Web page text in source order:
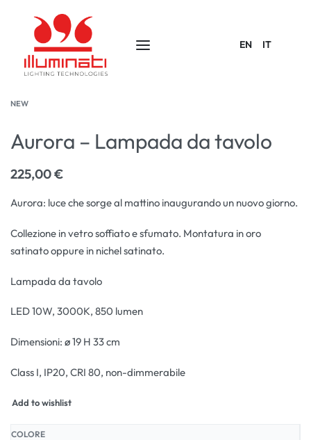
EN IT
NEW
Aurora – Lampada da tavolo
225,00€
Aurora: luce che sorge al mattino inaugurando un nuovo giorno.
Collezione in vetro soffiato e sfumato. Montatura in oro
satinato oppure in nichel satinato.
Lampada da tavolo
LED 10W, 3000K, 850 lumen
Dimensioni: ø 19 H 33 cm
Class I, IP20, CRI 80, non-dimmerabile
Add to wishlist
COLORE